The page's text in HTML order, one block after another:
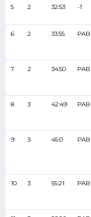
5 2 32:53 -1
6 2 33:55
7 2 34:50
8 3 42:49
9 3 45:0
10 3 55:21